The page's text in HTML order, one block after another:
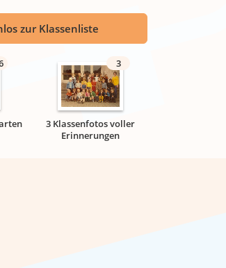
zur Klassenliste
3
3 Klassenfotos voller
Erinnerungen